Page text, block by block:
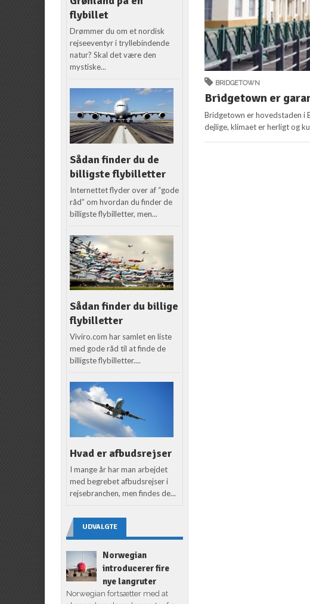
BRIDGETOWN
Bridgetown er
Bridgetown er hovedstaden i
dejlige, klimaet er herligt og
flybillet
Drømmer du om et nordisk
rejseeventyr i tryllebindende
natur? Skal det være den
mystiske...
Sådan finder du de
billigste flybilletter
Internettet flyder over af “gode
råd” om hvordan du finder de
billigste flybilletter, men...
Sådan finder du billige
flybilletter
Viviro.com har samlet en liste
med gode råd til at finde de
billigste flybilletter....
Hvad er afbudsrejser
I mange år har man arbejdet
med begrebet afbudsrejser i
rejsebranchen, men findes de...
UDVALGTE
Norwegian
introducerer fire
nye langruter
Norwegian fortsætter med at